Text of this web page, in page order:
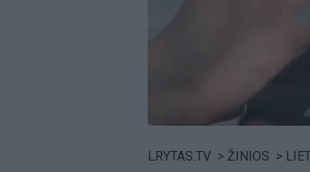
LRYTAS.TV > ŽINIOS >